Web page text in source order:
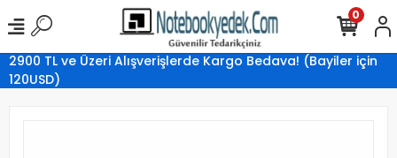
2900 TL ve Üzeri Alışverişlerde Kargo Bedava! (Bayiler için
120USD)
0